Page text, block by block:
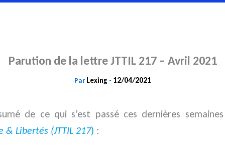
Parution de la lettre JTTIL 217 – Avril 2021
Par Lexing - 12/04/2021
de ce qui s’est passé ces dernières
& Libertés (JTTIL 217) :